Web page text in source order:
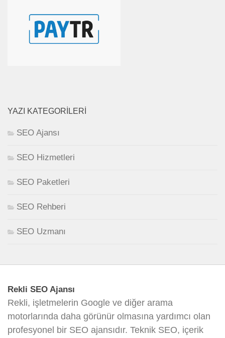
YAZI KATEGORILERI
SEO Ajansı
SEO Hizmetleri
SEO Paketleri
SEO Rehberi
SEO Uzmanı
Rekli SEO Ajansı
Rekli, işletmelerin Google ve diğer arama
motorlarında daha görünür olmasına yardımcı olan
profesyonel bir SEO ajansıdır. Teknik SEO, içerik